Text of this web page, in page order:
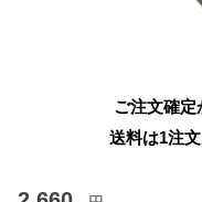
ご注文確定
送料は1注